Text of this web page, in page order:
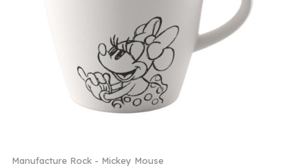
Manufacture Rock - Mickey Mouse